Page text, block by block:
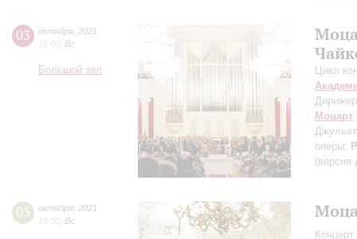
03 октября 2021
15:00 Вс
Большой зал
Цикл
Моцарт
оперы;
(версия
03 октября 2021
19:00 Вс